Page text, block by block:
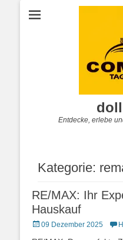
Entdecke, erlebe
Kategorie:
RE/MAX: Ihr
Hauskauf
Posted
09 Dezember 2025